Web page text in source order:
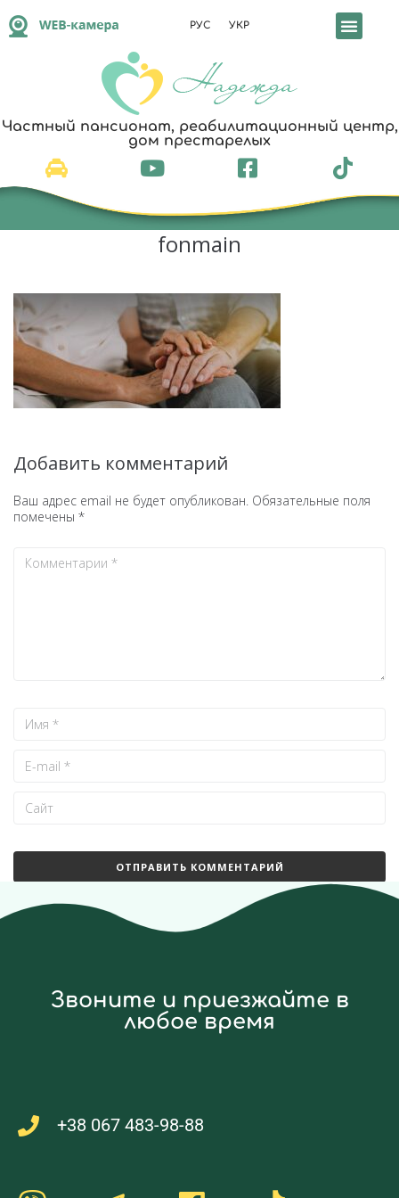
РУС УКР
Частный пансионат, реабилитационный центр,
дом престарелых
fonmain
Добавить комментарий
Ваш адрес email не будет опубликован. Обязательные поля
помечены *
Звоните и приезжайте в
любое время
+38 067 483-98-88